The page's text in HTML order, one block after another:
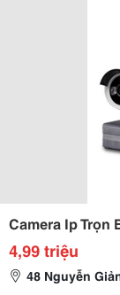
Camera Ip Trọn
4,99 triệu
48 Nguyễn